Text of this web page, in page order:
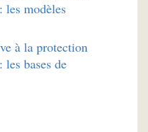
les modèles
à la protection
bases de